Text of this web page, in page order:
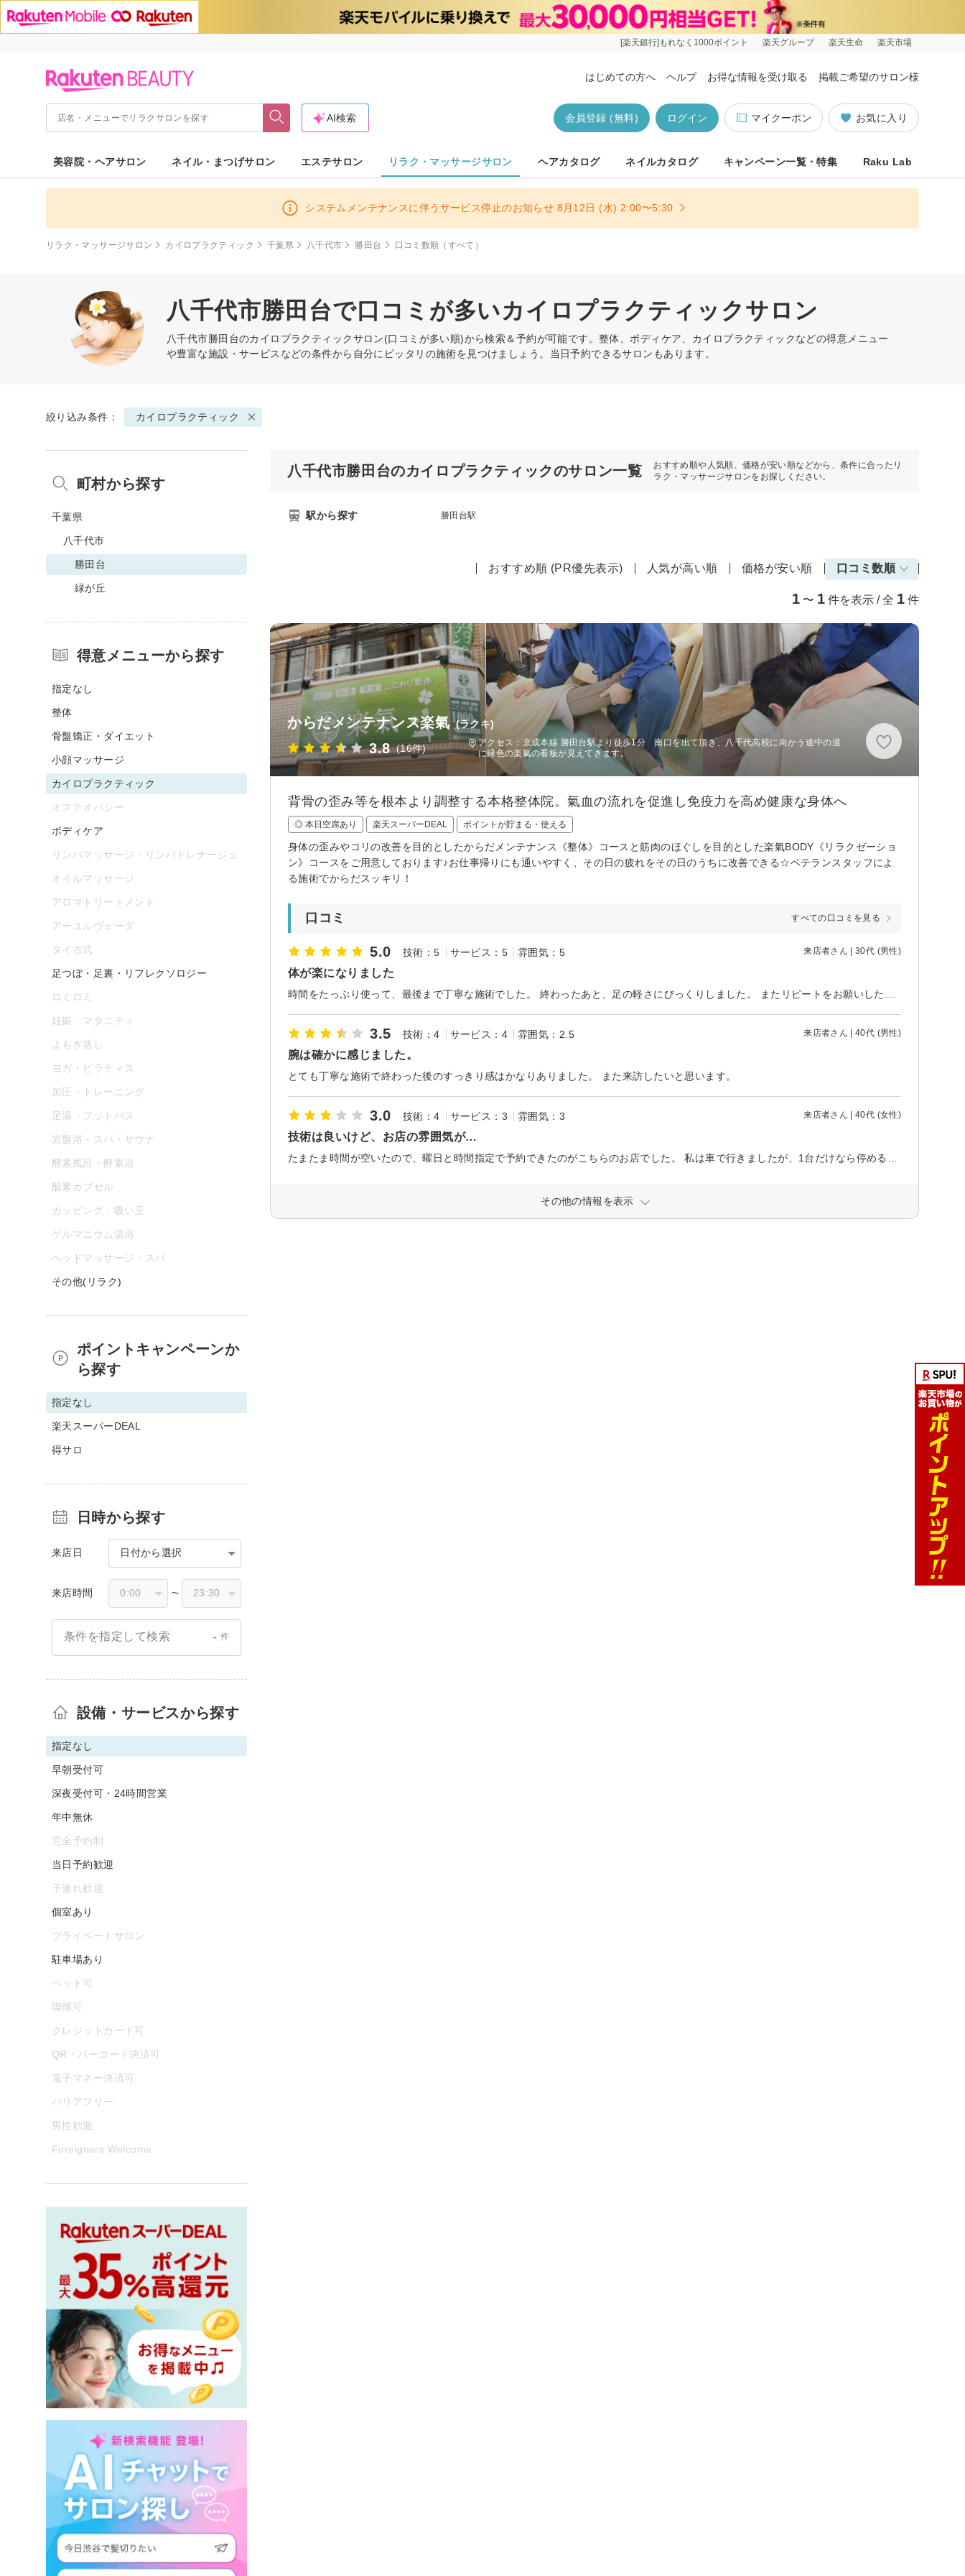
[楽天銀行]もれなく1000ポイント 楽天グループ 楽天生命 楽天市場
はじめての方へ ヘルプ お得な情報を受け取る 掲載ご希望のサロン様
お気に入り
マイクーポン
ログイン
会員登録 (無料)
AI検索
美容院・ヘアサロン ネイル・まつげサロン エステサロン リラク・マッサージサロン ヘアカタログ ネイルカタログ キャンペーン一覧・特集 Raku Lab
システムメンテナンスに伴うサービス停止のお知らせ 8月12日 (水) 2:00〜5:30
リラク・マッサージサロン カイロプラクティック 千葉県 八千代市 勝田台 口コミ数順（すべて）
八千代市勝田台で口コミが多いカイロプラクティックサロン
八千代市勝田台のカイロプラクティックサロン(口コミが多い順)から検索＆予約が可能です。整体、ボディケア、カイロプラクティックなどの得意メニュー
や豊富な施設・サービスなどの条件から自分にピッタリの施術を見つけましょう。当日予約できるサロンもあります。
絞り込み条件： カイロプラクティック
八千代市勝田台のカイロプラクティックのサロン一覧
おすすめ順や人気順、価格が安い順などから、条件に合ったリ
ラク・マッサージサロンをお探しください。
駅から探す 勝田台駅
おすすめ順 (PR優先表示) 人気が高い順 価格が安い順 口コミ数順
1 〜 1 件を表示 / 全 1 件
からだメンテナンス楽氣 (ラクキ)
3.8 (16件)
アクセス：京成本線 勝田台駅より徒歩1分 南口を出て頂き、八千代高校に向かう途中の道
に緑色の楽氣の看板が見えてきます。
背骨の歪み等を根本より調整する本格整体院。氣血の流れを促進し免疫力を高め健康な身体へ
◎ 本日空席あり 楽天スーパーDEAL ポイントが貯まる・使える
身体の歪みやコリの改善を目的としたからだメンテナンス《整体》コースと筋肉のほぐしを目的とした楽氣BODY《リラクゼーショ
ン》コースをご用意しております♪お仕事帰りにも通いやすく、その日の疲れをその日のうちに改善できる☆ベテランスタッフによ
る施術でからだスッキリ！
口コミ すべての口コミを見る
5.0 技術：5 サービス：5 雰囲気：5 来店者さん | 30代 (男性)
体が楽になりました
3.5 技術：4 サービス：4 雰囲気：2.5 来店者さん | 40代 (男性)
腕は確かに感じました。
とても丁寧な施術で終わった後のすっきり感はかなりありました。 また来訪したいと思います。
3.0 技術：4 サービス：3 雰囲気：3 来店者さん | 40代 (女性)
技術は良いけど、お店の雰囲気が…
その他の情報を表示
町村から探す
千葉県
八千代市
勝田台
緑が丘
得意メニューから探す
指定なし
整体
骨盤矯正・ダイエット
小顔マッサージ
カイロプラクティック
オステオパシー
ボディケア
リンパマッサージ・リンパドレナージュ
オイルマッサージ
アロマトリートメント
アーユルヴェーダ
タイ古式
足つぼ・足裏・リフレクソロジー
ロミロミ
妊娠・マタニティ
よもぎ蒸し
ヨガ・ピラティス
加圧・トレーニング
足湯・フットバス
岩盤浴・スパ・サウナ
酵素風呂・酵素浴
酸素カプセル
カッピング・吸い玉
ゲルマニウム温浴
ヘッドマッサージ・スパ
その他(リラク)
ポイントキャンペーンか
ら探す
指定なし
楽天スーパーDEAL
得サロ
日時から探す
来店日 日付から選択
来店時間 〜
条件を指定して検索 - 件
設備・サービスから探す
指定なし
早朝受付可
深夜受付可・24時間営業
年中無休
完全予約制
当日予約歓迎
子連れ歓迎
個室あり
プライベートサロン
駐車場あり
ペット可
喫煙可
クレジットカード可
QR・バーコード決済可
電子マネー決済可
バリアフリー
男性歓迎
Foreigners Welcome